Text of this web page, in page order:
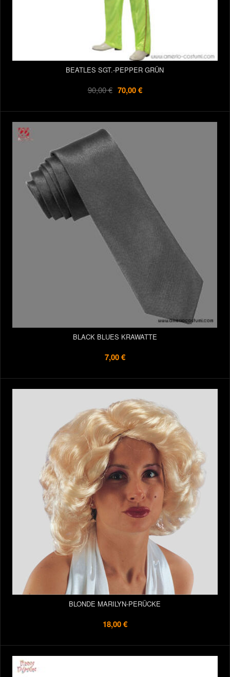
BEATLES SGT.-PEPPER GRÜN
90,00 € 70,00 €
BLACK BLUES KRAWATTE
7,00 €
BLONDE MARILYN-PERÜCKE
18,00 €